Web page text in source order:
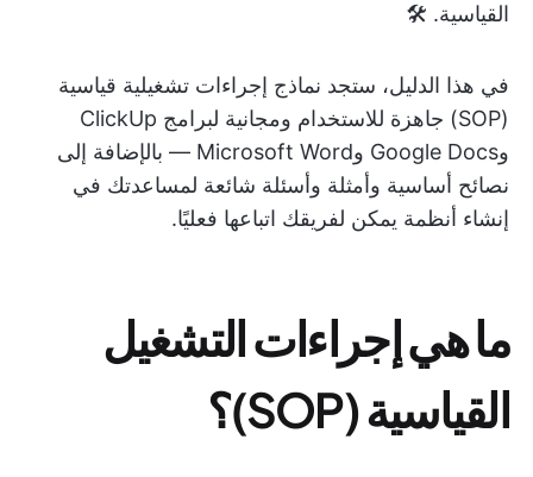
القياسية. 🛠️
في هذا الدليل، ستجد نماذج إجراءات تشغيلية قياسية
(SOP) جاهزة للاستخدام ومجانية لبرامج ClickUp
وGoogle Docs وMicrosoft Word — بالإضافة إلى
نصائح أساسية وأمثلة وأسئلة شائعة لمساعدتك في
إنشاء أنظمة يمكن لفريقك اتباعها فعليًا.
ما هي إجراءات التشغيل
القياسية (SOP)؟